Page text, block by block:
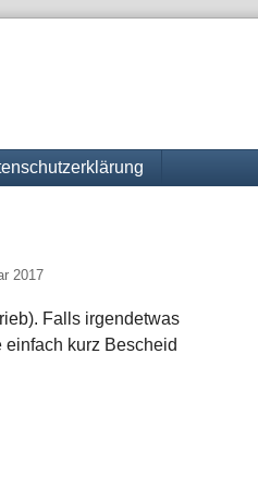
2017
Falls irgendetwas
kurz Bescheid